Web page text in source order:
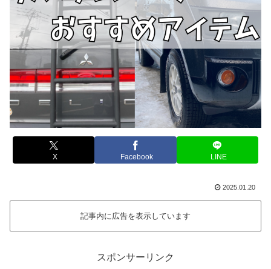
X Facebook LINE
2025.01.20
記事内に広告を表示しています
スポンサーリンク